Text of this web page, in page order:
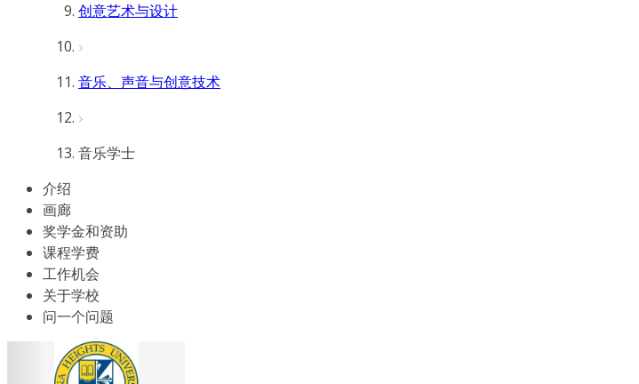
创意艺术与设计
音乐、声音与创意技术
音乐学士
介绍
画廊
奖学金和资助
课程学费
工作机会
关于学校
问一个问题